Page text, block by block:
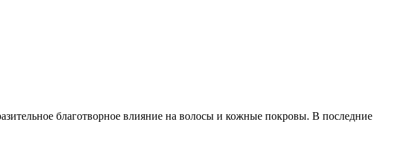
благотворное влияние на волосы и кожные покровы. В последние